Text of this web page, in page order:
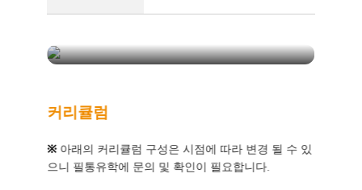
체험이 가능한 어학원
커리큘럼
※아래의 커리큘럼 구성은 시점에 따라 변경 될 수 있
으니 필통유학에 문의 및 확인이 필요합니다.